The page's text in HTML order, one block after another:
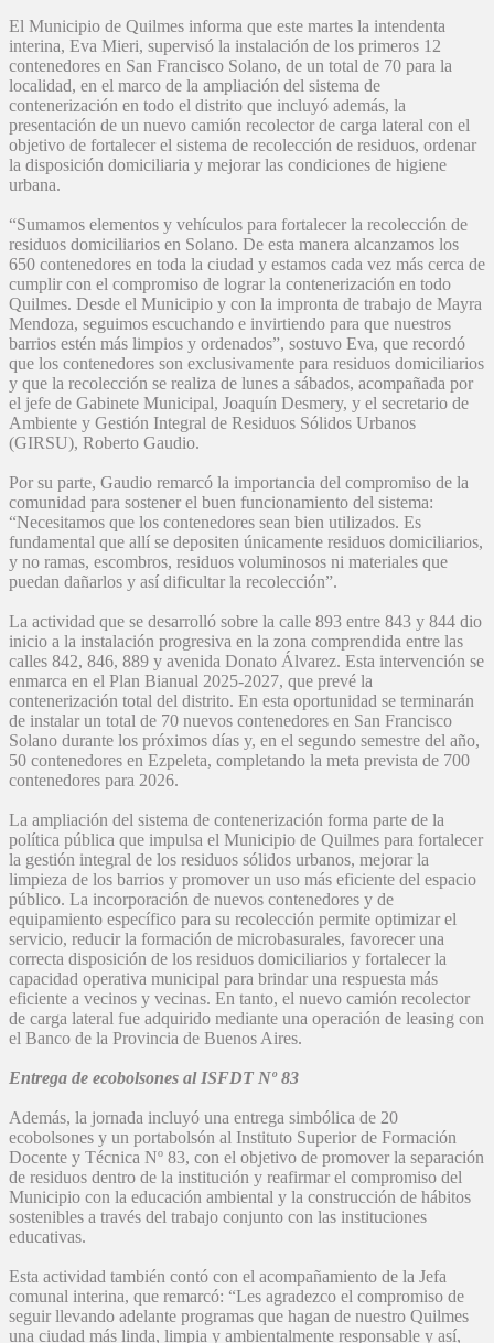
El Municipio de Quilmes informa que este martes la intendenta
interina, Eva Mieri, supervisó la instalación de los primeros 12
contenedores en San Francisco Solano, de un total de 70 para la
localidad, en el marco de la ampliación del sistema de
contenerización en todo el distrito que incluyó además, la
presentación de un nuevo camión recolector de carga lateral con el
objetivo de fortalecer el sistema de recolección de residuos, ordenar
la disposición domiciliaria y mejorar las condiciones de higiene
urbana.
“Sumamos elementos y vehículos para fortalecer la recolección de
residuos domiciliarios en Solano. De esta manera alcanzamos los
650 contenedores en toda la ciudad y estamos cada vez más cerca de
cumplir con el compromiso de lograr la contenerización en todo
Quilmes. Desde el Municipio y con la impronta de trabajo de Mayra
Mendoza, seguimos escuchando e invirtiendo para que nuestros
barrios estén más limpios y ordenados”, sostuvo Eva, que recordó
que los contenedores son exclusivamente para residuos domiciliarios
y que la recolección se realiza de lunes a sábados, acompañada por
el jefe de Gabinete Municipal, Joaquín Desmery, y el secretario de
Ambiente y Gestión Integral de Residuos Sólidos Urbanos
(GIRSU), Roberto Gaudio.
Por su parte, Gaudio remarcó la importancia del compromiso de la
comunidad para sostener el buen funcionamiento del sistema:
“Necesitamos que los contenedores sean bien utilizados. Es
fundamental que allí se depositen únicamente residuos domiciliarios,
y no ramas, escombros, residuos voluminosos ni materiales que
puedan dañarlos y así dificultar la recolección”.
La actividad que se desarrolló sobre la calle 893 entre 843 y 844 dio
inicio a la instalación progresiva en la zona comprendida entre las
calles 842, 846, 889 y avenida Donato Álvarez. Esta intervención se
enmarca en el Plan Bianual 2025-2027, que prevé la
contenerización total del distrito. En esta oportunidad se terminarán
de instalar un total de 70 nuevos contenedores en San Francisco
Solano durante los próximos días y, en el segundo semestre del año,
50 contenedores en Ezpeleta, completando la meta prevista de 700
contenedores para 2026.
La ampliación del sistema de contenerización forma parte de la
política pública que impulsa el Municipio de Quilmes para fortalecer
la gestión integral de los residuos sólidos urbanos, mejorar la
limpieza de los barrios y promover un uso más eficiente del espacio
público. La incorporación de nuevos contenedores y de
equipamiento específico para su recolección permite optimizar el
servicio, reducir la formación de microbasurales, favorecer una
correcta disposición de los residuos domiciliarios y fortalecer la
capacidad operativa municipal para brindar una respuesta más
eficiente a vecinos y vecinas. En tanto, el nuevo camión recolector
de carga lateral fue adquirido mediante una operación de leasing con
el Banco de la Provincia de Buenos Aires.
Entrega de ecobolsones al ISFDT Nº 83
Además, la jornada incluyó una entrega simbólica de 20
ecobolsones y un portabolsón al Instituto Superior de Formación
Docente y Técnica Nº 83, con el objetivo de promover la separación
de residuos dentro de la institución y reafirmar el compromiso del
Municipio con la educación ambiental y la construcción de hábitos
sostenibles a través del trabajo conjunto con las instituciones
educativas.
Esta actividad también contó con el acompañamiento de la Jefa
comunal interina, que remarcó: “Les agradezco el compromiso de
seguir llevando adelante programas que hagan de nuestro Quilmes
una ciudad más linda, limpia y ambientalmente responsable y así,